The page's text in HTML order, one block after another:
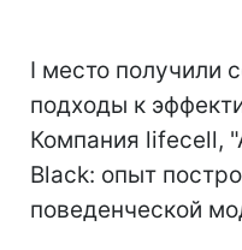
І место получили
подходы к
Компания lifecell,
Black: опыт
поведенческой